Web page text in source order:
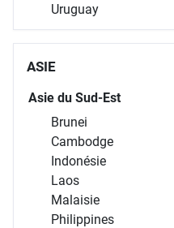
Uruguay
ASIE
Asie du Sud-Est
Brunei
Cambodge
Indonésie
Laos
Malaisie
Philippines